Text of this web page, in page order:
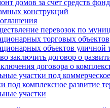
домов за счет средств
конструкций
перевозок по
торговых объектов
объектов уличной
заключить договор о
договора о
участки под
под комплексное развитие
участки